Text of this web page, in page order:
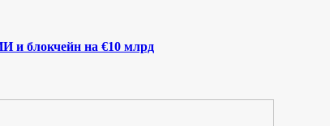
и блокчейн на €10 млрд